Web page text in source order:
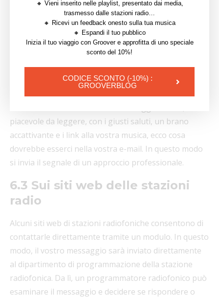
la vostra musica qui, potete comunque provare a
inviare loro un messaggio conciso chiedendo il
contatto della persona responsabile della
programmazione della stazione radio.
6.2 Per posta
L’e-mail è il modo tradizionale per inviare la propria
piacevole da leggere, con i giusti saluti, un brano
accattivante e i link alla vostra musica, ecco cosa
dovrebbe esserci nella vostra e-mail. In questo modo
si invia il segnale di un approccio professionale.
6.3 Sui siti web delle stazioni
radio
Alcuni siti web di stazioni radiofoniche consentono di
contattarle direttamente tramite un modulo. In questo
modo, il vostro messaggio sarà inviato direttamente
al dipartimento di programmazione della stazione
radiofonica. Da lì, un programmatore radiofonico può
esaminare il messaggio e decidere se rispondere o
🔸 Vieni inserito nelle playlist, presentato dai media,
trasmesso dalle stazioni radio…
🔸 Ricevi un feedback onesto sulla tua musica
🔸 Espandi il tuo pubblico
Inizia il tuo viaggio con Groover e approfitta di uno speciale
sconto del 10%!
CODICE SCONTO (-10%) :
GROOVERBLOG